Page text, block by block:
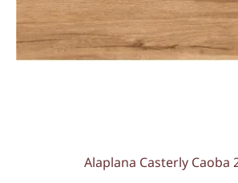
o
d
u
Alaplana Casterly Caoba